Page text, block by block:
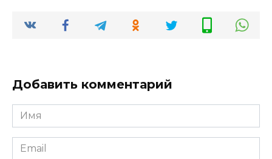
Добавить комментарий
Имя
Email